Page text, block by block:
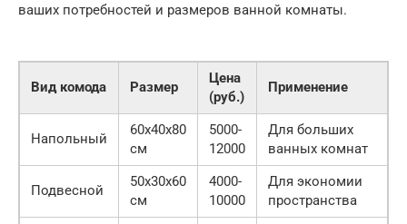
ваших потребностей и размеров ванной комнаты.
Вид комода Размер
Цена
(руб.)
Применение
Напольный
60x40x80
см
5000-
12000
Для больших
ванных комнат
Подвесной
50x30x60
см
4000-
10000
Для экономии
пространства